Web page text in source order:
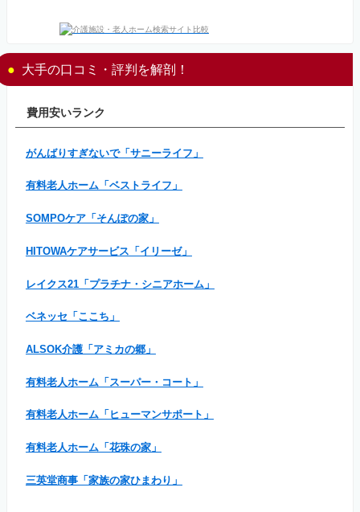
大手の口コミ・評判を解剖！
費用安いランク
がんばりすぎないで「サニーライフ」
有料老人ホーム「ベストライフ」
SOMPOケア「そんぽの家」
HITOWAケアサービス「イリーゼ」
レイクス21「プラチナ・シニアホーム」
ベネッセ「ここち」
ALSOK介護「アミカの郷」
有料老人ホーム「スーパー・コート」
有料老人ホーム「ヒューマンサポート」
有料老人ホーム「花珠の家」
三英堂商事「家族の家ひまわり」